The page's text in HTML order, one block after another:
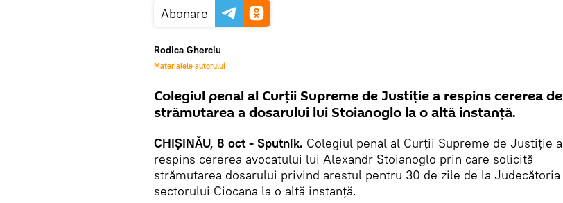
Abonare
Rodica Gherciu
Materialele autorului
Colegiul penal al Curții Supreme de Justiție a respins cererea de
strămutarea a dosarului lui Stoianoglo la o altă instanță.
CHIȘINĂU, 8 oct - Sputnik. Colegiul penal al Curții Supreme de Justiție a
respins cererea avocatului lui Alexandr Stoianoglo prin care solicită
strămutarea dosarului privind arestul pentru 30 de zile de la Judecătoria
sectorului Ciocana la o altă instanță.